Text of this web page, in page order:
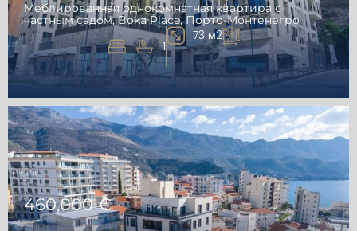
Меблированная однокомнатная квартира с
частным садом, Boka Place, Порто-Монтенегро
1
73 м2
460,000 €